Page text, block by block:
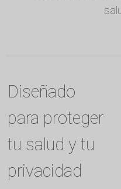
Diseñado
para proteger
tu salud y tu
privacidad